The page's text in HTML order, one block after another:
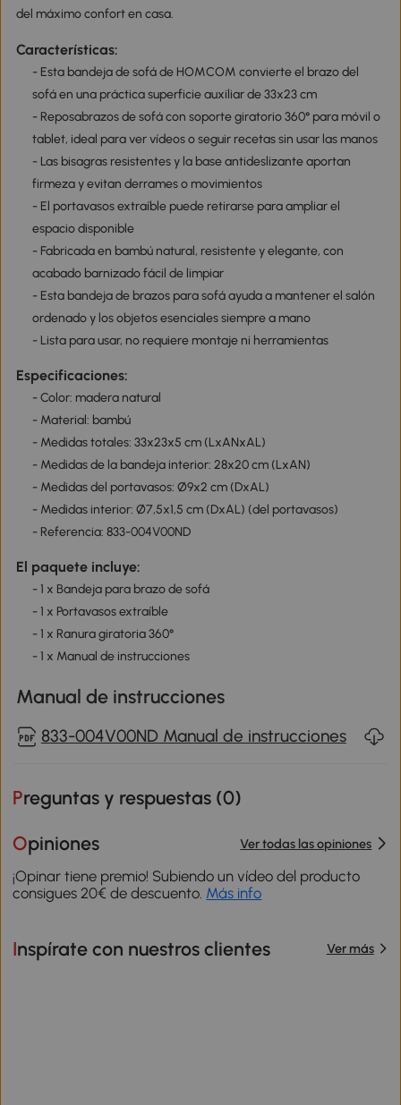
del máximo confort en casa.
Características:
- Esta bandeja de sofá de HOMCOM convierte el brazo del
sofá en una práctica superficie auxiliar de 33x23 cm
- Reposabrazos de sofá con soporte giratorio 360° para móvil o
tablet, ideal para ver vídeos o seguir recetas sin usar las manos
- Las bisagras resistentes y la base antideslizante aportan
firmeza y evitan derrames o movimientos
- El portavasos extraíble puede retirarse para ampliar el
espacio disponible
- Fabricada en bambú natural, resistente y elegante, con
acabado barnizado fácil de limpiar
- Esta bandeja de brazos para sofá ayuda a mantener el salón
ordenado y los objetos esenciales siempre a mano
- Lista para usar, no requiere montaje ni herramientas
Especificaciones:
- Color: madera natural
- Material: bambú
- Medidas totales: 33x23x5 cm (LxANxAL)
- Medidas de la bandeja interior: 28x20 cm (LxAN)
- Medidas del portavasos: Ø9x2 cm (DxAL)
- Medidas interior: Ø7,5x1,5 cm (DxAL) (del portavasos)
- Referencia: 833-004V00ND
El paquete incluye:
- 1 x Bandeja para brazo de sofá
- 1 x Portavasos extraíble
- 1 x Ranura giratoria 360°
- 1 x Manual de instrucciones
Manual de instrucciones
833-004V00ND Manual de instrucciones
Preguntas y respuestas (0)
Opiniones Ver todas las opiniones
¡Opinar tiene premio! Subiendo un vídeo del producto
consigues 20€ de descuento. Más info
Inspírate con nuestros clientes Ver más